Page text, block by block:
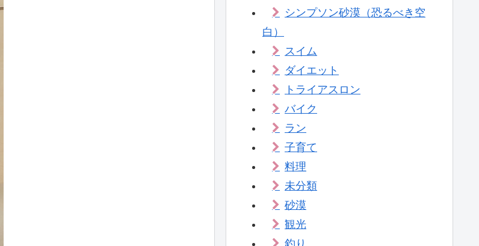
シンプソン砂漠（恐るべき空
白）
スイム
ダイエット
トライアスロン
バイク
ラン
子育て
料理
未分類
砂漠
観光
釣り